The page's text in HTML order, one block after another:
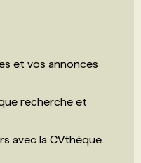
et vos annonces
recherche et
avec la CVthèque